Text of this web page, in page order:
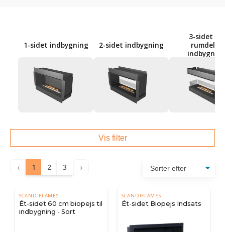
1-sidet indbygning 2-sidet indbygning
3-sidet og
rumdeler
Vis filter
‹ 1 2 3 ›
SCANDIFLAMES
Ét-sidet 60 cm biopejs til
indbygning - Sort
SCANDIFLAMES
Ét-sidet Biopejs Indsats